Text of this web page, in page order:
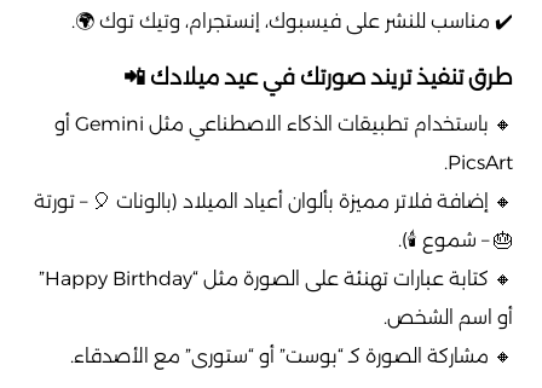
✔️ مناسب للنشر على فيسبوك، إنستجرام، وتيك توك 🌍.
طرق تنفيذ تريند صورتك في عيد ميلادك 📲
🔸 باستخدام تطبيقات الذكاء الاصطناعي مثل Gemini أو
PicsArt.
🔸 إضافة فلاتر مميزة بألوان أعياد الميلاد (بالونات 🎈 – تورتة
🎂 – شموع 🕯️).
🔸 كتابة عبارات تهنئة على الصورة مثل “Happy Birthday”
أو اسم الشخص.
🔸 مشاركة الصورة كـ “بوست” أو “ستورى” مع الأصدقاء.